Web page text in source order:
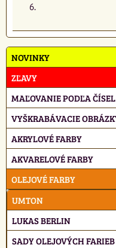
6.
NOVINKY
ZĽAVY
MAĽOVANIE PODĽA ČÍSEL
VYŠKRABÁVACIE
AKRYLOVÉ FARBY
AKVARELOVÉ FARBY
OLEJOVÉ FARBY
UMTON
LUKAS BERLIN
SADY OLEJOVÝCH FARIEB